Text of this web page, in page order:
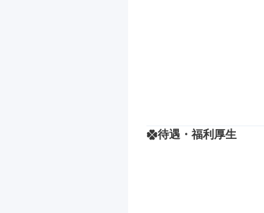
待遇・福利厚生